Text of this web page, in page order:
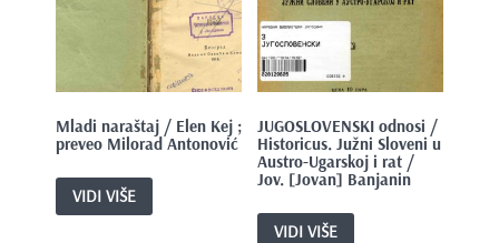
Mladi naraštaj / Elen Kej ;
preveo Milorad Antonović
VIDI VIŠE
JUGOSLOVENSKI odnosi /
Historicus. Južni Sloveni u
Austro-Ugarskoj i rat /
Jov. [Jovan] Banjanin
VIDI VIŠE